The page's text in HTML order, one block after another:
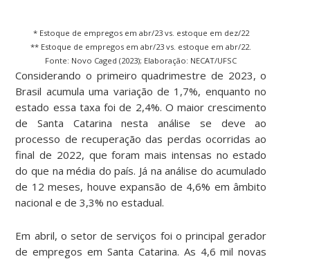
* Estoque de empregos em abr/23 vs. estoque em dez/22
** Estoque de empregos em abr/23 vs. estoque em abr/22.
Fonte: Novo Caged (2023); Elaboração: NECAT/UFSC
Considerando o primeiro quadrimestre de 2023, o
Brasil acumula uma variação de 1,7%, enquanto no
estado essa taxa foi de 2,4%. O maior crescimento
de Santa Catarina nesta análise se deve ao
processo de recuperação das perdas ocorridas ao
final de 2022, que foram mais intensas no estado
do que na média do país. Já na análise do acumulado
de 12 meses, houve expansão de 4,6% em âmbito
nacional e de 3,3% no estadual.
Em abril, o setor de serviços foi o principal gerador
de empregos em Santa Catarina. As 4,6 mil novas